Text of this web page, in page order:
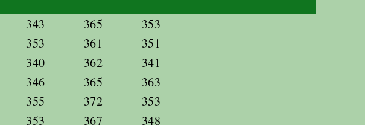
343 365
353
353 361
351
340 362
341
346 365
363
355 372
353
353 367
348